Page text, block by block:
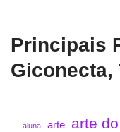
Principais
Giconecta,
aluna arte arte